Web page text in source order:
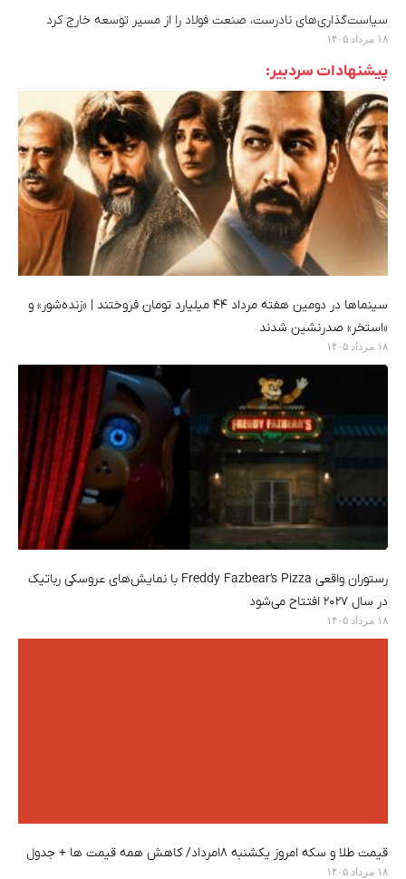
سیاست‌گذاری‌های نادرست، صنعت فولاد را از مسیر توسعه خارج کرد
۱۸ مرداد ۱۴۰۵
پیشنهادات سردبیر:
سینماها در دومین هفته‌ مرداد ۴۴ میلیارد تومان فروختند | «زنده‌شور» و
«استخر» صدرنشین شدند
۱۸ مرداد ۱۴۰۵
رستوران واقعی Freddy Fazbear’s Pizza با نمایش‌های عروسکی رباتیک
در سال ۲۰۲۷ افتتاح می‌شود
۱۸ مرداد ۱۴۰۵
قیمت طلا و سکه امروز یکشنبه ۱۸مرداد/ کاهش همه قیمت ها + جدول
۱۸ مرداد ۱۴۰۵